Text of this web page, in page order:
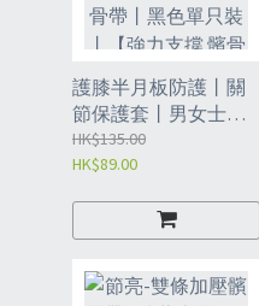
護膝半月板防護丨關
節保護套丨男女士跑
步健身膝蓋護具丨運
動專用髕骨帶丨黑色
髕骨防護】 M（腿圍
39-46cm/體重100-130
斤）-KDU
HK$135.00
HK$89.00